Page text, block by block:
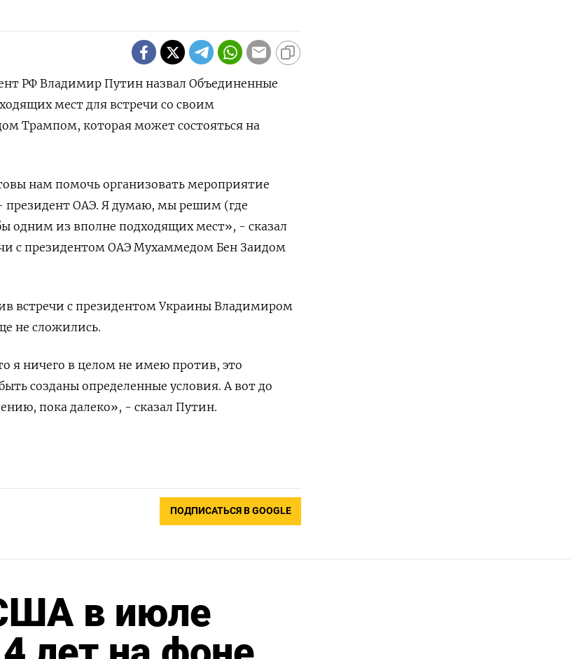
РФ Владимир Путин назвал Объединенные
мест для встречи со своим
Трампом, которая может состояться на
нам помочь организовать мероприятие
президент ОАЭ. Я думаю, мы решим (где
одним из вполне подходящих мест», - сказал
с президентом ОАЭ Мухаммедом Бен Заидом
встречи с президентом Украины Владимиром
не сложились.
я ничего в целом не имею против, это
созданы определенные условия​​​. А вот до
пока далеко», - сказал Путин.
ПОДПИСАТЬСЯ В GOOGLE
в июле